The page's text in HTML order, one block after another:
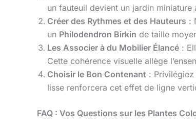
un fauteuil devient un jardin miniature
Créer des Rythmes et des Hauteurs :
un Philodendron Birkin de taille
Les Associer à du Mobilier Élancé :
Cette cohérence visuelle allège
Choisir le Bon Contenant :
lisse renforcera cet effet de ligne
FAQ : Vos Questions sur les Plantes